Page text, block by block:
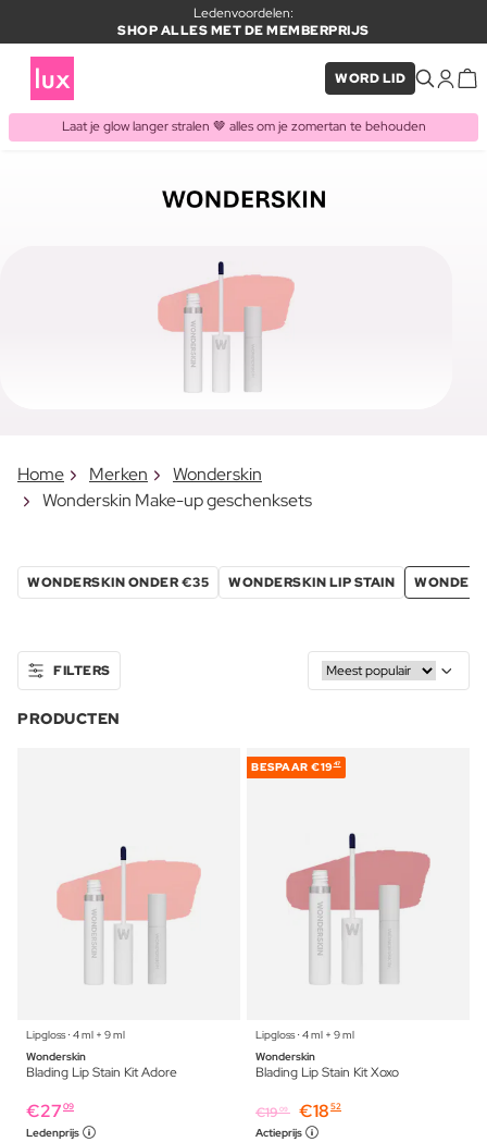
Ledenvoordelen:
SHOP ALLES MET DE MEMBERPRIJS
WORD LID
Laat je glow langer stralen 🤎 alles om je zomertan te behouden
Home Merken
Wonderskin
Wonderskin Make-up geschenksets
WONDERSKIN ONDER €35 WONDERSKIN LIP STAIN
FILTERS
PRODUCTEN
Lipgloss ⋅ 4 ml + 9 ml
Wonderskin
Blading Lip Stain Kit Adore
€27 09
Ledenprijs
BESPAAR €19 47
Lipgloss ⋅ 4 ml + 9 ml
Wonderskin
Blading Lip Stain Kit Xoxo
€1909 €18 52
Actieprijs